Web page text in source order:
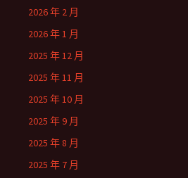
2026 年 2 月
2026 年 1 月
2025 年 12 月
2025 年 11 月
2025 年 10 月
2025 年 9 月
2025 年 8 月
2025 年 7 月